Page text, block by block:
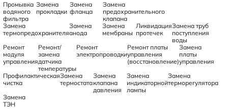
Промывка
водяного
фильтра
Замена
прокладки
Замена
фланца
Замена
предохранительного
клапана
Замена
термопредохранителя
Замена
анода
Замена
мембраны
Ликвидация
протечек
Замена труб
поступления
воды
Ремонт
модуля
управления
Ремонт/
замена
датчика
температуры
Ремонт
электропроводки
Ремонт платы
управления
(восстановление)
Замена
платы
управления
Профилактическая
чистка
Замена
термостата
Замена
клапана
давления
Замена
индикаторной
лампы
Замена
терморегулятора
Замена
ТЭН